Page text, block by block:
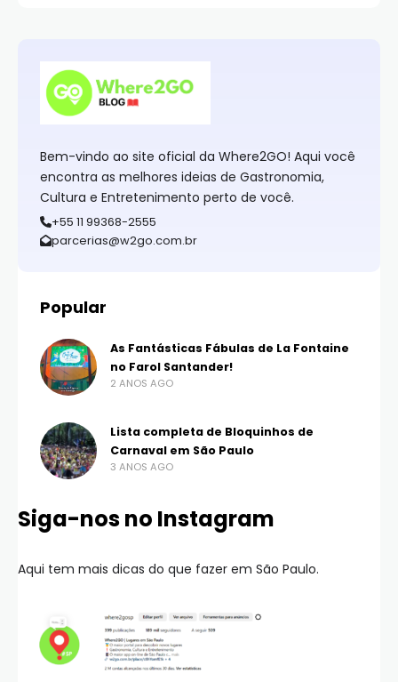
Bem-vindo ao site oficial da Where2GO! Aqui você
encontra as melhores ideias de Gastronomia,
Cultura e Entretenimento perto de você.
+55 11 99368-2555
parcerias@w2go.com.br
Popular
As Fantásticas Fábulas de La Fontaine
no Farol Santander!
2 ANOS AGO
Lista completa de Bloquinhos de
Carnaval em São Paulo
3 ANOS AGO
Siga-nos no Instagram
Aqui tem mais dicas do que fazer em São Paulo.